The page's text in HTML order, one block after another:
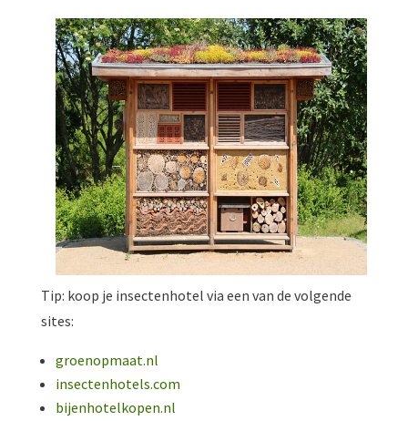
Tip: koop je insectenhotel via een van de volgende
sites:
groenopmaat.nl
insectenhotels.com
bijenhotelkopen.nl